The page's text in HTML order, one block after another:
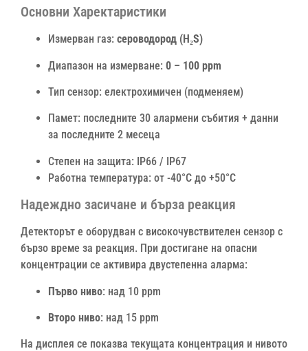
Основни Харектаристики
Измерван газ: сероводород (H₂S)
Диапазон на измерване: 0 – 100 ppm
Тип сензор: електрохимичен (подменяем)
Памет: последните 30 алармени събития + данни
за последните 2 месеца
Степен на защита: IP66 / IP67
Работна температура: от -40°C до +50°C
Надеждно засичане и бърза реакция
Детекторът е оборудван с високочувствителен сензор с
бързо време за реакция. При достигане на опасни
концентрации се активира двустепенна аларма:
Първо ниво: над 10 ppm
Второ ниво: над 15 ppm
На дисплея се показва текущата концентрация и нивото